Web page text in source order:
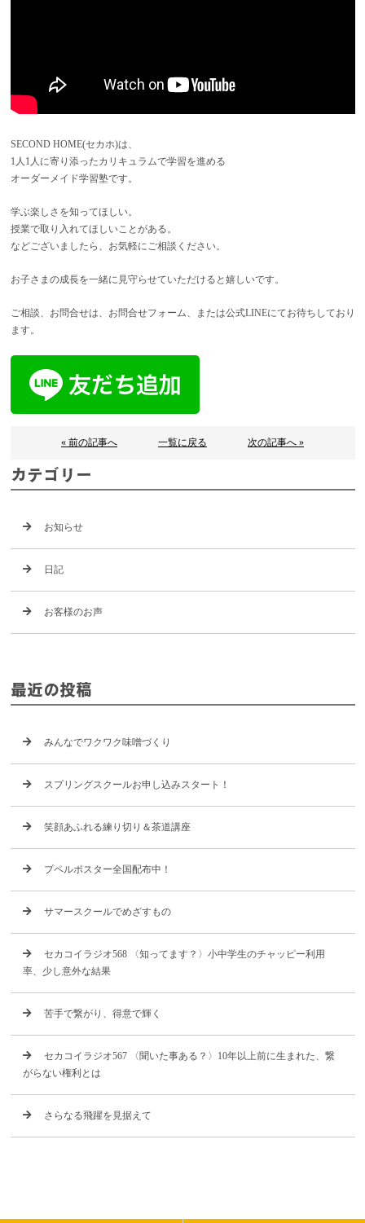
SECOND HOME(セカホ)は、
1人1人に寄り添ったカリキュラムで学習を進める
オーダーメイド学習塾です。
学ぶ楽しさを知ってほしい。
授業で取り入れてほしいことがある。
などございましたら、お気軽にご相談ください。
お子さまの成長を一緒に見守らせていただけると嬉しいです。
ご相談、お問合せは、お問合せフォーム、または公式LINEにてお待ちしており
ます。
« 前の記事へ 一覧に戻る 次の記事へ »
カテゴリー
お知らせ
日記
お客様のお声
最近の投稿
みんなでワクワク味噌づくり
スプリングスクールお申し込みスタート！
笑顔あふれる練り切り＆茶道講座
プペルポスター全国配布中！
サマースクールでめざすもの
セカコイラジオ568 〈知ってます？〉小中学生のチャッピー利用
率、少し意外な結果
苦手で繋がり、得意で輝く
セカコイラジオ567 〈聞いた事ある？〉10年以上前に生まれた、繋
がらない権利とは
さらなる飛躍を見据えて